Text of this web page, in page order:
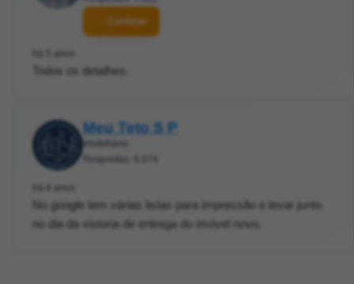
Contatar
há 5 anos
Todos os detalhes.
Meu Teto S P
Imobiliária
Respostas: 9.074
há 4 anos
No google tem várias listas para impressão e levar junto
no dia da vistoria de entrega do imóvel novo.